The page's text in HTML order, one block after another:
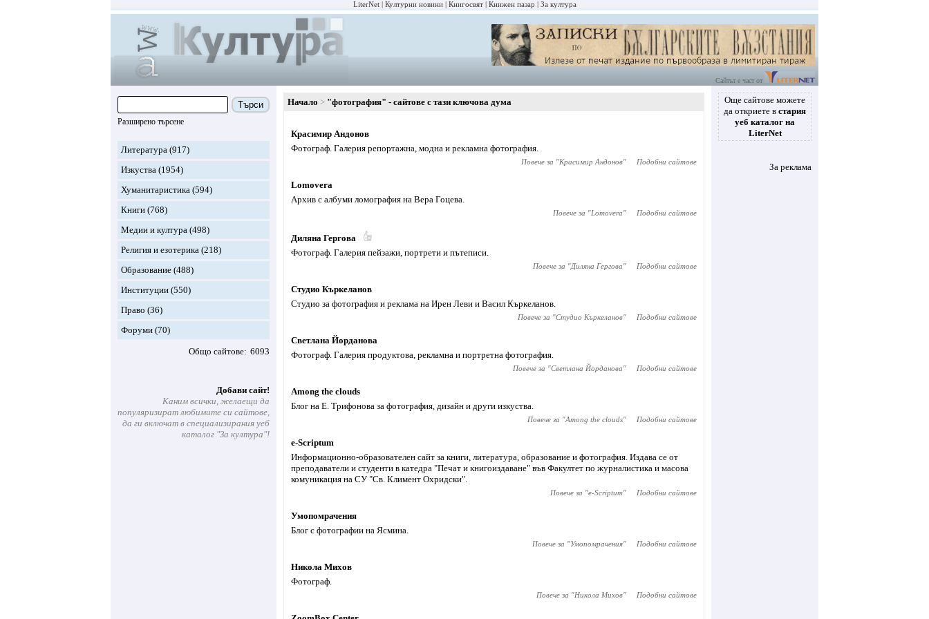
LiterNet Културни новини Книгосвят Книжен пазар За култура
Сайтът е част от
Търси
Разширено търсене
Литература (917)
Изкуства (1954)
Хуманитаристика (594)
Книги (768)
Медии и култура (498)
Религия и езотерика (218)
Образование (488)
Институции (550)
Право (36)
Форуми (70)
Общо сайтове 6093
Добави сайт!
Каним всички, желаещи да
популяризират любимите си сайтове,
да ги включат в специализирания уеб
каталог "За култура"!
Начало "фотография" - сайтове с тази ключова дума
Красимир Андонов
Фотограф. Галерия репортажна, модна и рекламна фотография.
Повече за "Красимир Андонов" Подобни сайтове
Lomovera
Архив с албуми ломография на Вера Гоцева.
Повече за "Lomovera" Подобни сайтове
Диляна Гергова
Фотограф. Галерия пейзажи, портрети и пътеписи.
Повече за "Диляна Гергова" Подобни сайтове
Студио Къркеланов
Студио за фотография и реклама на Ирен Леви и Васил Къркеланов.
Повече за "Студио Къркеланов" Подобни сайтове
Светлана Йорданова
Фотограф. Галерия продуктова, рекламна и портретна фотография.
Повече за "Светлана Йорданова" Подобни сайтове
Among the clouds
Блог на Е. Трифонова за фотография, дизайн и други изкуства.
Повече за "Among the clouds" Подобни сайтове
e-Scriptum
Информационно-образователен сайт за книги, литература, образование и фотография. Издава се от
преподаватели и студенти в катедра "Печат и книгоиздаване" във Факултет по журналистика и масова
комуникация на СУ "Св. Климент Охридски".
Повече за "e-Scriptum" Подобни сайтове
Умопомрачения
Блог с фотографии на Ясмина.
Повече за "Умопомрачения" Подобни сайтове
Никола Михов
Фотограф.
Повече за "Никола Михов" Подобни сайтове
Още сайтове можете
да откриете в стария
уеб каталог на
LiterNet
За реклама